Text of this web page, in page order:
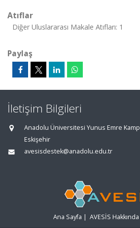
Atıflar
Diğer Uluslararası Makale Atıfları: 1
Paylaş
İletişim Bilgileri
Anadolu Üniversitesi Yunus Emre
Eskişehir
avesisdestek@anadolu.edu.tr
Ana Sayfa | AVESİS Hakkında